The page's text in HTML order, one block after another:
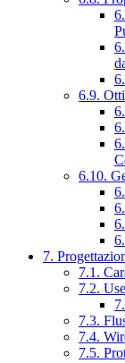
6.9.
6.10.
7.
7.1.
7.2.
7.3.
7.4.
7.5.